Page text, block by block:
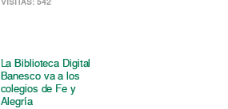
VISITAS: 542
La Biblioteca Digital
Banesco va a los
colegios de Fe y
Alegría